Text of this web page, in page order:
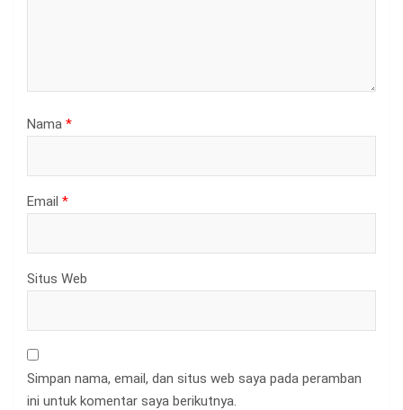
Nama *
Email *
Situs Web
Simpan nama, email, dan situs web saya pada peramban
ini untuk komentar saya berikutnya.